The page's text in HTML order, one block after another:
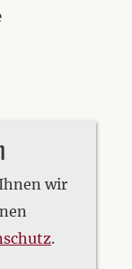
wir
.